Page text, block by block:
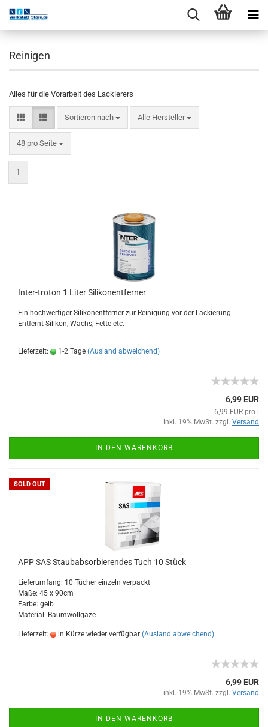
Reinigen
Alles für die Vorarbeit des Lackierers
Sortieren nach Alle Hersteller
48 pro Seite
1
Inter-troton 1 Liter Silikonentferner
Ein hochwertiger Silikonentferner zur Reinigung vor der Lackierung.
Entfernt Silikon, Wachs, Fette etc.
Lieferzeit: 1-2 Tage (Ausland abweichend)
6,99 EUR
6,99 EUR pro l
inkl. 19% MwSt. zzgl. Versand
IN DEN WARENKORB
SOLD OUT
APP SAS Staubabsorbierendes Tuch 10 Stück
Lieferumfang: 10 Tücher einzeln verpackt
Maße: 45 x 90cm
Farbe: gelb
Material: Baumwollgaze
Lieferzeit: in Kürze wieder verfügbar (Ausland abweichend)
6,99 EUR
inkl. 19% MwSt. zzgl. Versand
IN DEN WARENKORB